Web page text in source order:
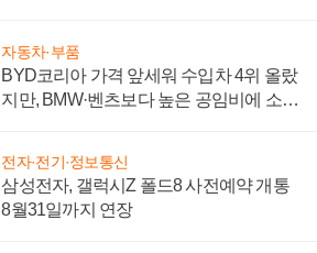
자동차·부품
BYD코리아 가격 앞세워 수입차 4위 올랐
지만, BMW·벤츠보다 높은 공임비에 소비
전자·전기·정보통신
삼성전자, 갤럭시Z 폴드8 사전예약 개통
8월31일까지 연장